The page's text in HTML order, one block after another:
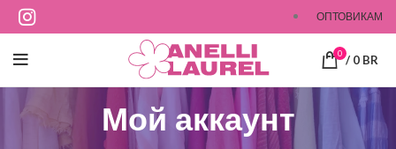
ОПТОВИКАМ
0 / 0 BR
Мой аккаунт